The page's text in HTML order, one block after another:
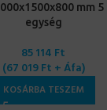
mm
egység
85 114 Ft
(67 019Ft + Áfa)
KOSÁRBA TESZEM